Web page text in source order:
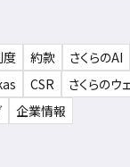
度 約款 さくらのAI
CSR さくらのウ
企業情報